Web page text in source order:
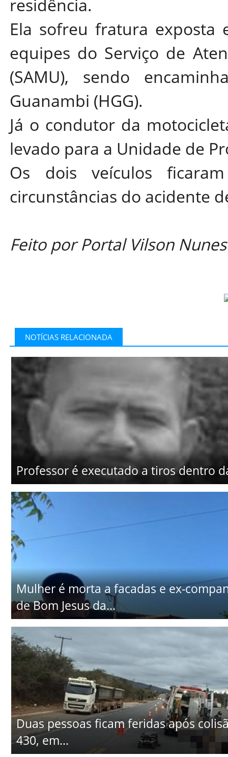
residência.
Ela sofreu fratura exposta
equipes do Serviço de
(SAMU), sendo
Guanambi (HGG).
Já o condutor da
levado para a Unidade de
Os dois veículos
circunstâncias do acidente
Feito por Portal Vilson Nunes
NOTÍCIAS RELACIONADA
Professor é executado a tiros dentro
Mulher é morta a facadas e ex-
de Bom Jesus da...
Duas pessoas ficam feridas após
430, em...